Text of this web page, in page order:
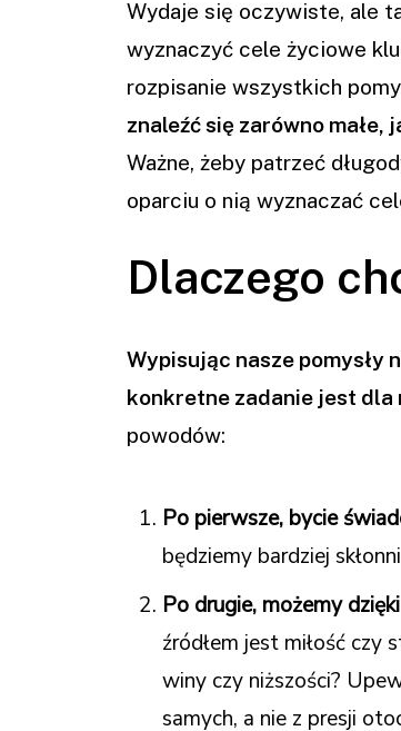
Wydaje się oczywiste, ale
wyznaczyć cele życiowe
rozpisanie wszystkich
znaleźć się zarówno małe,
Ważne, żeby patrzeć
oparciu o nią wyznaczać
Dlaczego
Wypisując nasze pomysły
konkretne zadanie jest dla
powodów:
Po pierwsze, bycie
będziemy bardziej
Po drugie, możemy
źródłem jest miłość czy
winy czy niższości?
samych, a nie z presji